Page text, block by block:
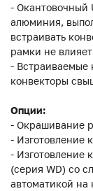
- Окантовочный
алюминия,
встраивать
рамки не
- Встраиваемые
конвекторы
Опции:
- Окрашивание
- Изготовление
- Изготовление
(серия WD) со
автоматикой